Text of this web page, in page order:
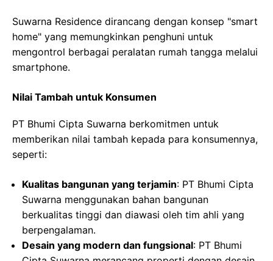
Suwarna Residence dirancang dengan konsep "smart
home" yang memungkinkan penghuni untuk
mengontrol berbagai peralatan rumah tangga melalui
smartphone.
Nilai Tambah untuk Konsumen
PT Bhumi Cipta Suwarna berkomitmen untuk
memberikan nilai tambah kepada para konsumennya,
seperti:
Kualitas bangunan yang terjamin: PT Bhumi Cipta
Suwarna menggunakan bahan bangunan
berkualitas tinggi dan diawasi oleh tim ahli yang
berpengalaman.
Desain yang modern dan fungsional: PT Bhumi